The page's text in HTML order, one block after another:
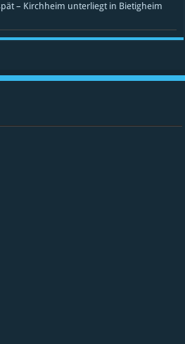
– Kirchheim unterliegt in Bietigheim